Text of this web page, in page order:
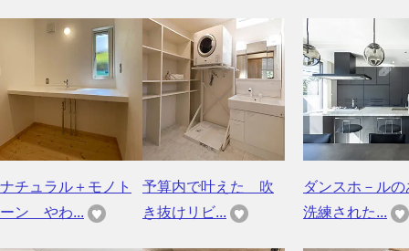
ナチュラル＋モノト
ーン やわ...
予算内で叶えた 吹
き抜けリビ...
ダンスホ－ルの
洗練された...